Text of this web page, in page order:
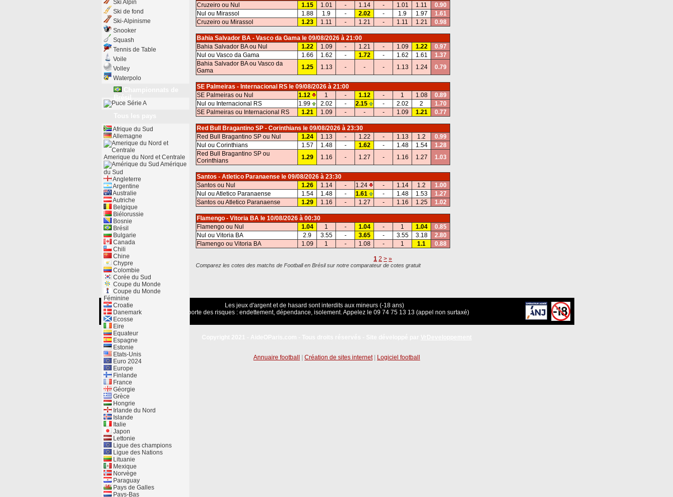
Cruzeiro ou Nul
1.15 1.01 - 1.14 - 1.01 1.11
0.90
Nul ou Mirassol
1.88 1.9 - 2.02 - 1.9 1.97
1.61
Cruzeiro ou Mirassol
1.23 1.11 - 1.21 - 1.11 1.21 0.98
Bahia Salvador BA - Vasco da Gama le 09/08/2026 à 21:00
Bahia Salvador BA ou Nul
1.22 1.09 - 1.21 - 1.09 1.22
0.97
Nul ou Vasco da Gama
1.66 1.62 - 1.72 - 1.62 1.61
1.37
Bahia Salvador BA ou Vasco da
Gama
1.25 1.13 - - - 1.13 1.24 0.79
SE Palmeiras - Internacional RS le 09/08/2026 à 21:00
SE Palmeiras ou Nul
1.12 1 - 1.12 - 1 1.08
0.89
Nul ou Internacional RS
1.99 2.02 - 2.15 - 2.02 2
1.70
SE Palmeiras ou Internacional RS
1.21 1.09 - - - 1.09 1.21 0.77
Red Bull Bragantino SP - Corinthians le 09/08/2026 à 23:30
Red Bull Bragantino SP ou Nul
1.24 1.13 - 1.22 - 1.13 1.2
0.99
Nul ou Corinthians
1.57 1.48 - 1.62 - 1.48 1.54
1.28
Red Bull Bragantino SP ou
Corinthians
1.29 1.16 - 1.27 - 1.16 1.27 1.03
Santos - Atletico Paranaense le 09/08/2026 à 23:30
Santos ou Nul
1.26 1.14 - 1.24 - 1.14 1.2
1.00
Nul ou Atletico Paranaense
1.54 1.48 - 1.61 - 1.48 1.53
1.27
Santos ou Atletico Paranaense
1.29 1.16 - 1.27 - 1.16 1.25 1.02
Flamengo - Vitoria BA le 10/08/2026 à 00:30
Flamengo ou Nul
1.04 1 - 1.04 - 1 1.04
0.85
Nul ou Vitoria BA
2.9 3.55 - 3.65 - 3.55 3.18
2.80
Flamengo ou Vitoria BA
1.09 1 - 1.08 - 1 1.1 0.88
1 2 > »
Comparez les cotes des matchs de Football en Brésil sur notre comparateur de cotes gratuit
Ski Alpin
Ski de fond
Ski-Alpinisme
Snooker
Squash
Tennis de Table
Voile
Volley
Waterpolo
Série A
Afrique du Sud
Allemagne
Amerique du Nord et Centrale
Amérique
du Sud
Angleterre
Argentine
Australie
Autriche
Belgique
Biélorussie
Bosnie
Brésil
Bulgarie
Canada
Chili
Chine
Chypre
Colombie
Corée du Sud
Coupe du Monde
Coupe du Monde
Féminine
Croatie
Danemark
Ecosse
Eire
Equateur
Espagne
Estonie
Etats-Unis
Euro 2024
Europe
Finlande
France
Géorgie
Grèce
Hongrie
Irlande du Nord
Islande
Italie
Japon
Lettonie
Ligue des champions
Ligue des Nations
Lituanie
Mexique
Norvège
Paraguay
Pays de Galles
Pays-Bas
Les jeux d'argent et de hasard sont interdits aux mineurs (-18 ans)
Jouer comporte des risques : endettement, dépendance, isolement. Appelez le 09 74 75 13 13 (appel non surtaxé)
Annuaire football Création de sites internet| Logiciel football